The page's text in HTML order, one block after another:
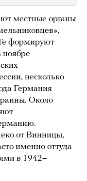
местные органы
формируют
несколько
Германия
Около
от Винницы,
именно оттуда
в 1942–